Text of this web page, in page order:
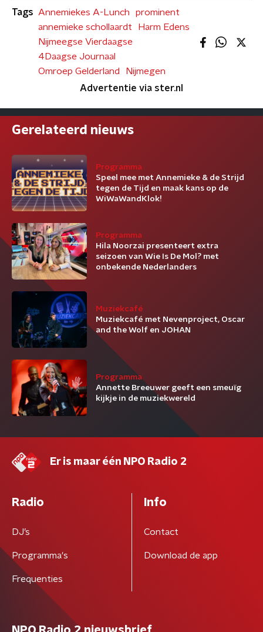
Tags Annemiekes A-Lunch
prominent
annemieke schollaardt
Harm Edens
Nijmeegse Vierdaagse
4Daagse Journaal
Omroep Gelderland
Nijmegen
Advertentie via ster.nl
Gerelateerd nieuws
Programma
Speel mee met Annemieke & de Strijd
tegen de Tijd en maak kans op de
WiWaWandKlok!
Programma
Hila Noorzai presenteert extra
seizoen van Wie Is De Mol? met
onbekende Nederlanders
Muziekcafé
Muziekcafé met Nevenproject, Oscar
and the Wolf en JOHAN
Programma
Annette Breeuwer geeft een smeuïg
kijkje in de muziekwereld
Er is maar één NPO Radio 2
Radio
DJ’s
Programma's
Frequenties
Info
Contact
Download de app